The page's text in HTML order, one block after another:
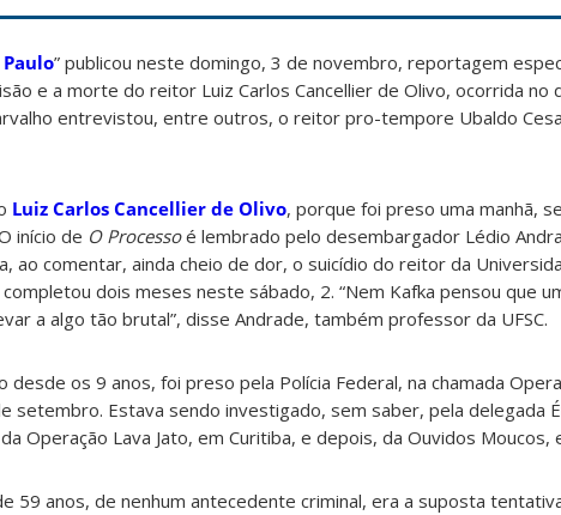
Paulo” publicou neste domingo, 3 de novembro, reportagem
e a morte do reitor Luiz Carlos Cancellier de Olivo, ocorrida no
entrevistou, entre outros, o reitor pro-tempore Ubaldo
Luiz Carlos Cancellier de Olivo, porque foi preso uma manhã,
início de O Processoé lembrado pelo desembargador Lédio
ao comentar, ainda cheio de dor, o suicídio do reitor da
completou dois meses neste sábado, 2. “Nem Kafka pensou que
a algo tão brutal”, disse Andrade, também professor da UFSC.
desde os 9 anos, foi preso pela Polícia Federal, na chamada
setembro. Estava sendo investigado, sem saber, pela delegada
Operação Lava Jato, em Curitiba, e depois, da Ouvidos Moucos,
59 anos, de nenhum antecedente criminal, era a suposta